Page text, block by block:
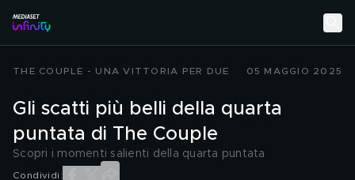
THE COUPLE - UNA VITTORIA PER DUE 05 MAGGIO 2025
Gli scatti più belli della quarta
puntata di The Couple
Scopri i momenti salienti della quarta puntata
Condividi: